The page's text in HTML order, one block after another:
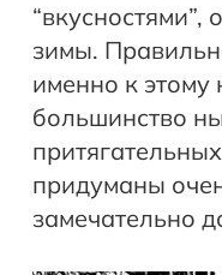
“вкусностями”,
зимы.
именно к этому
большинство
придуманы
замечательно